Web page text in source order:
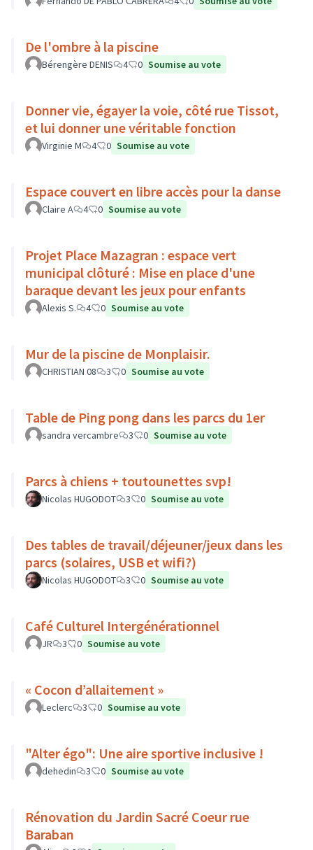
De l'ombre à la piscine
Bérengère DENIS 4 0 Soumise au vote
Donner vie, égayer la voie, côté rue Tissot,
et lui donner une véritable fonction
Virginie M 4 0 Soumise au vote
Espace couvert en libre accès pour la danse
Claire A 4 0 Soumise au vote
Projet Place Mazagran : espace vert
municipal clôturé : Mise en place d'une
baraque devant les jeux pour enfants
Alexis S. 4 0 Soumise au vote
Mur de la piscine de Monplaisir.
CHRISTIAN 08 3 0 Soumise au vote
Table de Ping pong dans les parcs du 1er
sandra vercambre 3 0 Soumise au vote
Parcs à chiens + toutounettes svp!
Nicolas HUGODOT 3 0 Soumise au vote
Des tables de travail/déjeuner/jeux dans les
parcs (solaires, USB et wifi?)
Nicolas HUGODOT 3 0 Soumise au vote
Café Culturel Intergénérationnel
JR 3 0 Soumise au vote
« Cocon d’allaitement »
Leclerc 3 0 Soumise au vote
"Alter égo": Une aire sportive inclusive !
dehedin 3 0 Soumise au vote
Rénovation du Jardin Sacré Coeur rue
Baraban